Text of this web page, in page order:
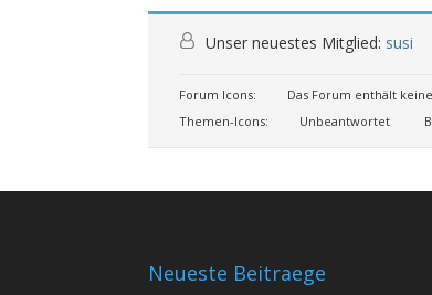
Unser neuestes Mitglied: susi
Forum Icons: Das Forum enthält
Themen-Icons:
Unbeantwortet
Neueste Beitraege